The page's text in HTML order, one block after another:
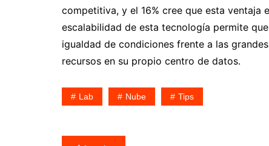
competitiva, y el 16% cree que esta ventaja
escalabilidad de esta tecnología permite
igualdad de condiciones frente a las
recursos en su propio centro de datos.
Lab Nube Tips